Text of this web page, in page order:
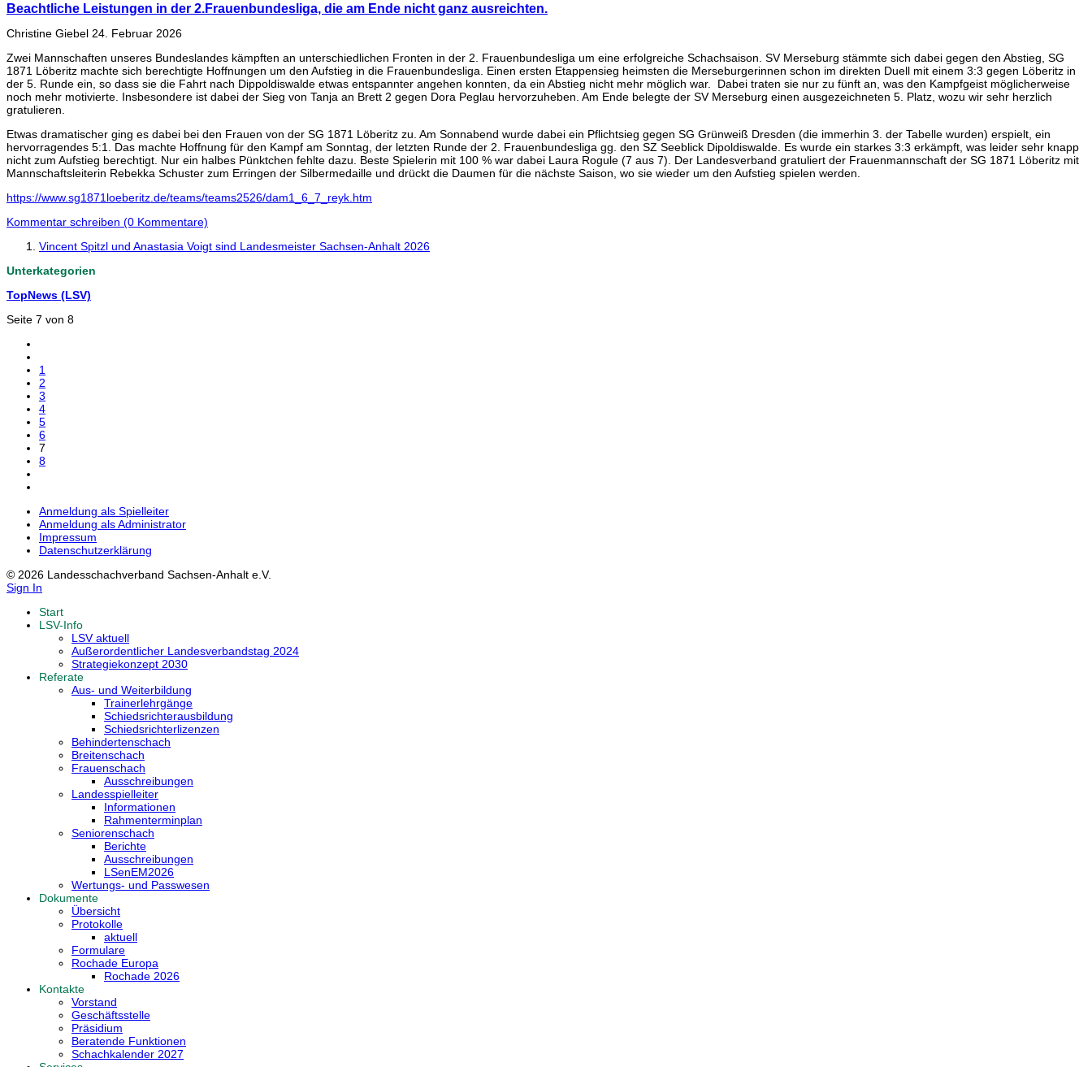
Beachtliche Leistungen in der 2.Frauenbundesliga, die am Ende nicht ganz ausreichten.
Christine Giebel 24. Februar 2026
Zwei Mannschaften unseres Bundeslandes kämpften an unterschiedlichen Fronten in der 2. Frauenbundesliga um eine erfolgreiche Schachsaison. SV Merseburg stämmte sich dabei gegen den Abstieg, SG
1871 Löberitz machte sich berechtigte Hoffnungen um den Aufstieg in die Frauenbundesliga. Einen ersten Etappensieg heimsten die Merseburgerinnen schon im direkten Duell mit einem 3:3 gegen Löberitz in
der 5. Runde ein, so dass sie die Fahrt nach Dippoldiswalde etwas entspannter angehen konnten, da ein Abstieg nicht mehr möglich war. Dabei traten sie nur zu fünft an, was den Kampfgeist möglicherweise
noch mehr motivierte. Insbesondere ist dabei der Sieg von Tanja an Brett 2 gegen Dora Peglau hervorzuheben. Am Ende belegte der SV Merseburg einen ausgezeichneten 5. Platz, wozu wir sehr herzlich
gratulieren.
Etwas dramatischer ging es dabei bei den Frauen von der SG 1871 Löberitz zu. Am Sonnabend wurde dabei ein Pflichtsieg gegen SG Grünweiß Dresden (die immerhin 3. der Tabelle wurden) erspielt, ein
hervorragendes 5:1. Das machte Hoffnung für den Kampf am Sonntag, der letzten Runde der 2. Frauenbundesliga gg. den SZ Seeblick Dipoldiswalde. Es wurde ein starkes 3:3 erkämpft, was leider sehr knapp
nicht zum Aufstieg berechtigt. Nur ein halbes Pünktchen fehlte dazu. Beste Spielerin mit 100 % war dabei Laura Rogule (7 aus 7). Der Landesverband gratuliert der Frauenmannschaft der SG 1871 Löberitz mit
Mannschaftsleiterin Rebekka Schuster zum Erringen der Silbermedaille und drückt die Daumen für die nächste Saison, wo sie wieder um den Aufstieg spielen werden.
https://www.sg1871loeberitz.de/teams/teams2526/dam1_6_7_reyk.htm
Kommentar schreiben (0 Kommentare)
Vincent Spitzl und Anastasia Voigt sind Landesmeister Sachsen-Anhalt 2026
Unterkategorien
TopNews (LSV)
Seite 7 von 8
1
2
3
4
5
6
7
8
Anmeldung als Spielleiter
Anmeldung als Administrator
Impressum
Datenschutzerklärung
© 2026 Landesschachverband Sachsen-Anhalt e.V.
Sign In
Start
LSV-Info
LSV aktuell
Außerordentlicher Landesverbandstag 2024
Strategiekonzept 2030
Referate
Aus- und Weiterbildung
Trainerlehrgänge
Schiedsrichterausbildung
Schiedsrichterlizenzen
Behindertenschach
Breitenschach
Frauenschach
Ausschreibungen
Landesspielleiter
Informationen
Rahmenterminplan
Seniorenschach
Berichte
Ausschreibungen
LSenEM2026
Wertungs- und Passwesen
Dokumente
Übersicht
Protokolle
aktuell
Formulare
Rochade Europa
Rochade 2026
Kontakte
Vorstand
Geschäftsstelle
Präsidium
Beratende Funktionen
Schachkalender 2027